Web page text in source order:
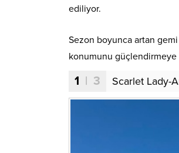
ediliyor.
Sezon boyunca artan
konumunu güçlendirmeye
1 | 3 Scarlet Lady-